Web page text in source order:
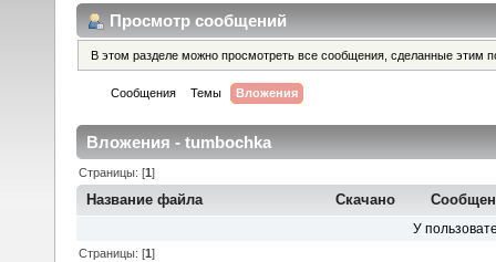
Просмотр сообщений
В этом разделе можно просмотреть все сообщения, сделанные этим
Сообщения Темы Вложения
Вложения - tumbochka
Страницы: [1]
Название файла Скачано
У
Страницы: [1]